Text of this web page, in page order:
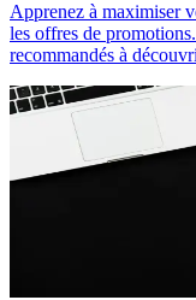
Apprenez à maximiser
les offres de
recommandés à